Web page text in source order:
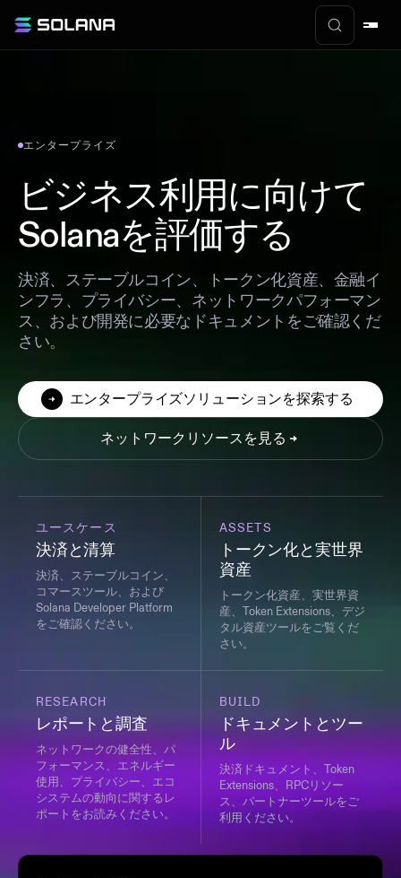
エンタープライズ
ビジネス利用に向けて
Solanaを評価する
決済、ステーブルコイン、トークン化資産、金融イ
ンフラ、プライバシー、ネットワークパフォーマン
ス、および開発に必要なドキュメントをご確認くだ
さい。
エンタープライズソリューションを探索する
ネットワークリソースを見る
ユースケース
決済と清算
決済、ステーブルコイン、
コマースツール、および
Solana Developer Platform
をご確認ください。
ASSETS
トークン化と実世界
資産
トークン化資産、実世界資
産、Token Extensions、デジ
タル資産ツールをご覧くだ
さい。
RESEARCH
レポートと調査
ネットワークの健全性、パ
フォーマンス、エネルギー
使用、プライバシー、エコ
システムの動向に関するレ
ポートをお読みください。
BUILD
ドキュメントとツー
ル
決済ドキュメント、Token
Extensions、RPCリソー
ス、パートナーツールをご
利用ください。